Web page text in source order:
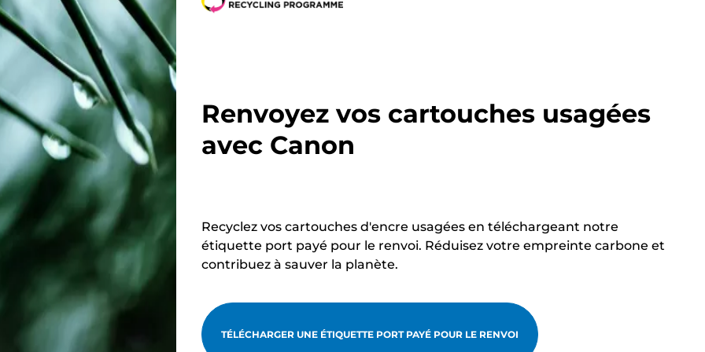
t
e
e
Renvoyez vos cartouches usagées
avec Canon
Recyclez vos cartouches d'encre usagées en téléchargeant notre
étiquette port payé pour le renvoi. Réduisez votre empreinte carbone et
contribuez à sauver la planète.
TÉLÉCHARGER UNE ÉTIQUETTE PORT PAYÉ POUR LE RENVOI